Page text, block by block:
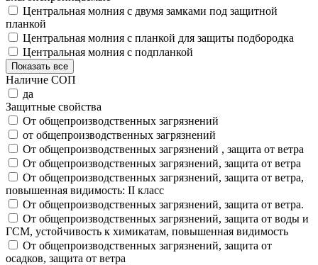
Центральная молния с двумя замками под защитной
планкой
Центральная молния с планкой для защиты подбородка
Центральная молния с подпланкой
Показать все
Наличие СОП
да
Защитные свойства
От общепроизводственных загрязнений
от общепроизводственных загрязнений
От общепроизводственных загрязнений , защита от ветра
От общепроизводственных загрязнений, защита от ветра
От общепроизводственных загрязнений, защита от ветра,
повышенная видимость: II класс
От общепроизводственных загрязнений, защита от ветра.
От общепроизводственных загрязнений, защита от воды и
ГСМ, устойчивость к химикатам, повышенная видимость
От общепроизводственных загрязнений, защита от
осадков, защита от ветра